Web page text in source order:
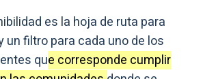
es la hoja de ruta para
un filtro para cada uno de los
que corresponde cumplir